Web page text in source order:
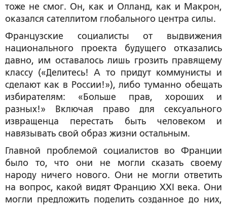
тоже не смог. Он, как и Олланд, как и Макрон,
оказался сателлитом глобального центра силы.
Французские социалисты от выдвижения
национального проекта будущего отказались
давно, им оставалось лишь грозить правящему
классу («Делитесь! А то придут коммунисты и
сделают как в России!»), либо туманно обещать
избирателям: «Больше прав, хороших и
разных!» Включая право для сексуального
извращенца перестать быть человеком и
навязывать свой образ жизни остальным.
Главной проблемой социалистов во Франции
было то, что они не могли сказать своему
народу ничего нового. Они не могли ответить
на вопрос, какой видят Францию XXI века. Они
могли предложить поделить созданное до них,